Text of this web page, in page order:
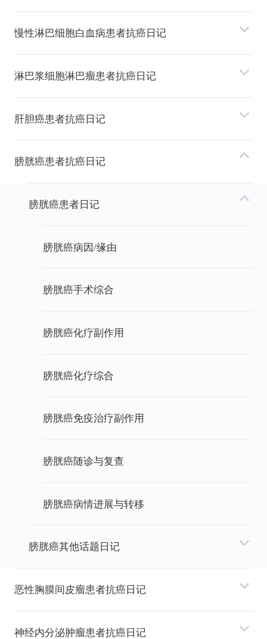
慢性淋巴细胞⽩⾎病患者抗癌日记
淋巴浆细胞淋巴瘤患者抗癌日记
肝胆癌患者抗癌日记
膀胱癌患者抗癌日记
膀胱癌患者日记
膀胱癌病因/缘由
膀胱癌手术综合
膀胱癌化疗副作用
膀胱癌化疗综合
膀胱癌免疫治疗副作用
膀胱癌随诊与复查
膀胱癌病情进展与转移
膀胱癌其他话题日记
恶性胸膜间⽪瘤患者抗癌日记
神经内分泌肿瘤患者抗癌日记